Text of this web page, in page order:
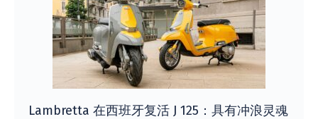
Lambretta 在西班牙复活 J 125：具有冲浪灵魂